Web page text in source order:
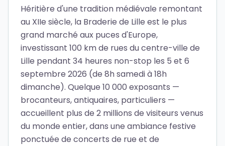
Héritière d'une tradition médiévale remontant
au XIIe siècle, la Braderie de Lille est le plus
grand marché aux puces d'Europe,
investissant 100 km de rues du centre-ville de
Lille pendant 34 heures non-stop les 5 et 6
septembre 2026 (de 8h samedi à 18h
dimanche). Quelque 10 000 exposants —
brocanteurs, antiquaires, particuliers —
accueillent plus de 2 millions de visiteurs venus
du monde entier, dans une ambiance festive
ponctuée de concerts de rue et de